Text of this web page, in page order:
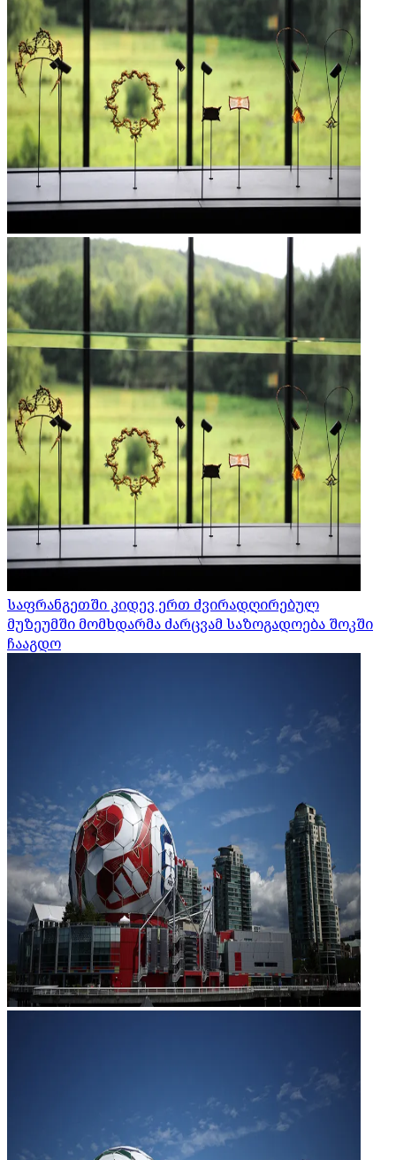
საფრანგეთში კიდევ ერთ ძვირადღირებულ
მუზეუმში მომხდარმა ძარცვამ საზოგადოება შოკში
ჩააგდო